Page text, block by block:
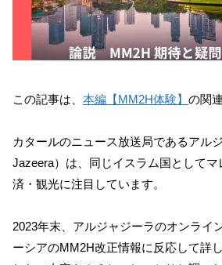
この記事は、 本編【MM2H体験】 の関
カタールのニュース放送局であるアル
Jazeera）は、同じイスラム国として
済・観光に注目しています。
2023年末、アルジャジーラのオンライ
ーシアのMM2H改正情報に反応して詳